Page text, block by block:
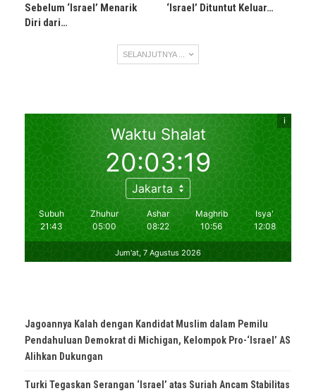
Sebelum ‘Israel’ Menarik
Diri dari…
‘Israel’ Dituntut Keluar…
SELANJUTNYA ...
Jagoannya Kalah dengan Kandidat Muslim dalam Pemilu
Pendahuluan Demokrat di Michigan, Kelompok Pro-‘Israel’ AS
Alihkan Dukungan
Turki Tegaskan Serangan ‘Israel’ atas Suriah Ancam Stabilitas